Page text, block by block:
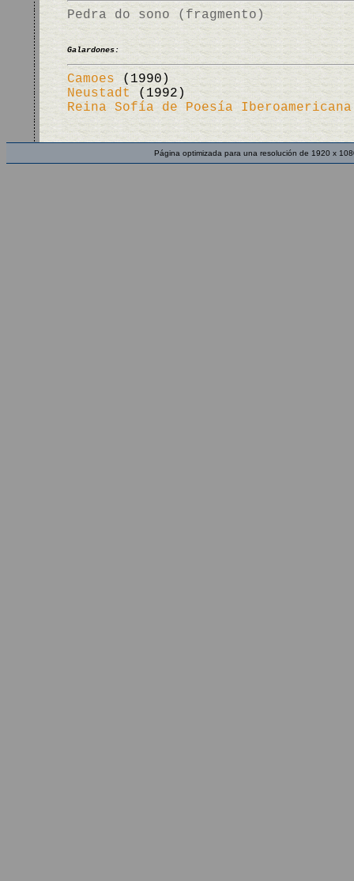
Pedra do sono (fragmento)
Galardones:
Camoes (1990)
Neustadt(1992)
Reina Sofía de Poesía Iberoamericana
Página optimizada para una resolución de 1920 x